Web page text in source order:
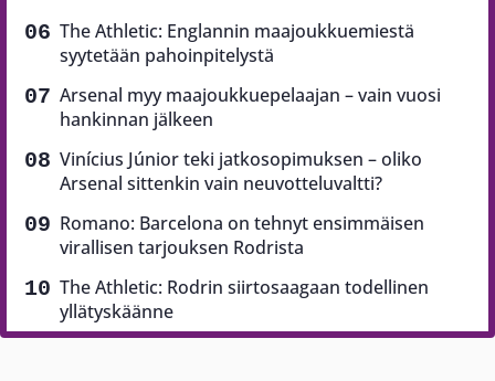
The Athletic: Englannin maajoukkuemiestä
syytetään pahoinpitelystä
Arsenal myy maajoukkuepelaajan – vain vuosi
hankinnan jälkeen
Vinícius Júnior teki jatkosopimuksen – oliko
Arsenal sittenkin vain neuvotteluvaltti?
Romano: Barcelona on tehnyt ensimmäisen
virallisen tarjouksen Rodrista
The Athletic: Rodrin siirtosaagaan todellinen
yllätyskäänne